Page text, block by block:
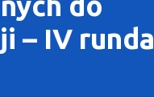
– IV runda